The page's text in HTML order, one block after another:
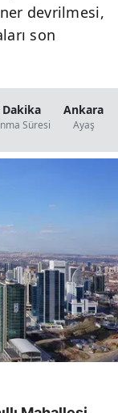
devrilmesi,
son
Dakika
Süresi
Ankara
Ayaş